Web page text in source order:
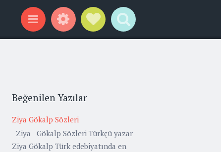
Menu WidgetsSocial Links
Search
Beğenilen Yazılar
Ziya Gökalp Sözleri
Ziya Gökalp Sözleri Türkçü yazar
Ziya Gökalp Türk edebiyatında en